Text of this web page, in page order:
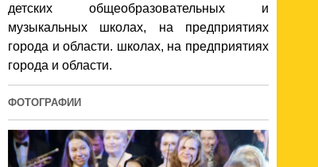
детских общеобразовательных и
музыкальных школах, на предприятиях
города и области. школах, на предприятиях
города и области.
ФОТОГРАФИИ